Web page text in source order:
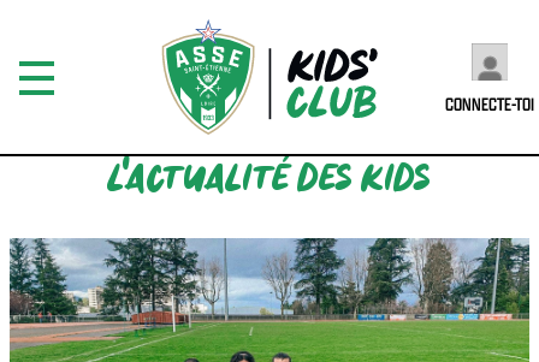
CONNECTE-TOI
L'ACTUALITÉ DES KIDS